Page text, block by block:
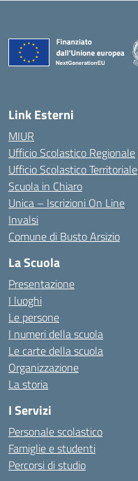
Link Esterni
MIUR
Ufficio Scolastico Regionale
Ufficio Scolastico Territoriale
Scuola in Chiaro
Unica – Iscrizioni On Line
Invalsi
Comune di Busto Arsizio
La Scuola
Presentazione
I luoghi
Le persone
I numeri della scuola
Le carte della scuola
Organizzazione
La storia
I Servizi
Personale scolastico
Famiglie e studenti
Percorsi di studio